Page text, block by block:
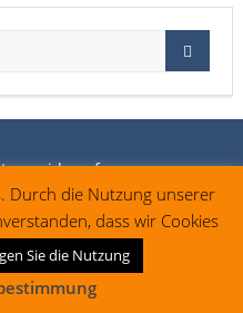
widerrufen
Durch die Nutzung unserer
dass wir Cookies
Sie die Nutzung